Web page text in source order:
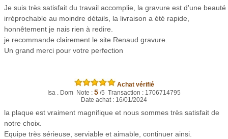
Je suis très satisfait du travail accomplie, la gravure est d'une beauté
irréprochable au moindre détails, la livraison a été rapide,
honnêtement je nais rien à redire.
je recommande clairement le site Renaud gravure.
Un grand merci pour votre perfection
Achat vérifié
Isa . Dom Note : 5 /5 Transaction : 1706714795
Date achat : 16/01/2024
la plaque est vraiment magnifique et nous sommes très satisfait de
notre choix.
Equipe très sérieuse, serviable et aimable, continuer ainsi.